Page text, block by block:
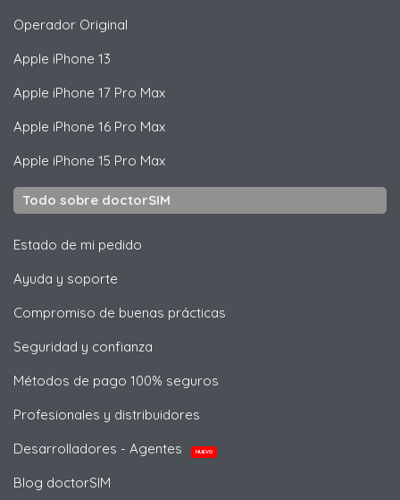
Operador Original
Apple iPhone 13
Apple iPhone 17 Pro Max
Apple iPhone 16 Pro Max
Apple iPhone 15 Pro Max
Todo sobre doctorSIM
Estado de mi pedido
Ayuda y soporte
Compromiso de buenas prácticas
Seguridad y confianza
Métodos de pago 100% seguros
Profesionales y distribuidores
Desarrolladores - Agentes
NUEVO
Blog doctorSIM